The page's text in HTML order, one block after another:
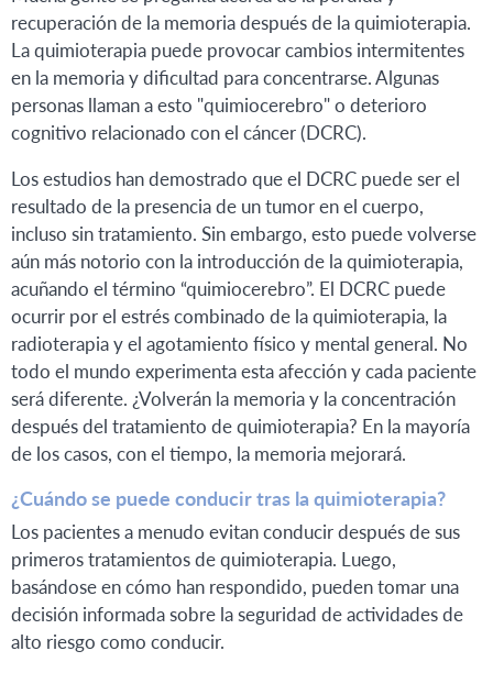
recuperación de la memoria después de la quimioterapia.
La quimioterapia puede provocar cambios intermitentes
en la memoria y dificultad para concentrarse. Algunas
personas llaman a esto "quimiocerebro" o deterioro
cognitivo relacionado con el cáncer (DCRC).
Los estudios han demostrado que el DCRC puede ser el
resultado de la presencia de un tumor en el cuerpo,
incluso sin tratamiento. Sin embargo, esto puede volverse
aún más notorio con la introducción de la quimioterapia,
acuñando el término “quimiocerebro”. El DCRC puede
ocurrir por el estrés combinado de la quimioterapia, la
radioterapia y el agotamiento físico y mental general. No
todo el mundo experimenta esta afección y cada paciente
será diferente. ¿Volverán la memoria y la concentración
después del tratamiento de quimioterapia? En la mayoría
de los casos, con el tiempo, la memoria mejorará.
¿Cuándo se puede conducir tras la quimioterapia?
Los pacientes a menudo evitan conducir después de sus
primeros tratamientos de quimioterapia. Luego,
basándose en cómo han respondido, pueden tomar una
decisión informada sobre la seguridad de actividades de
alto riesgo como conducir.